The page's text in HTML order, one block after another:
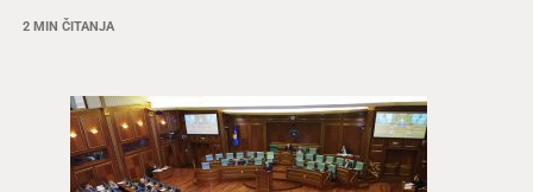
2 MIN ČITANJA